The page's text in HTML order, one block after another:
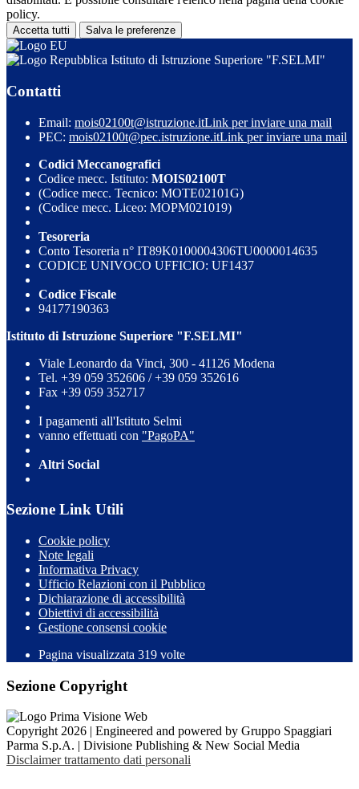
policy.
Accetta tutti Salva le preferenze
Istituto di Istruzione Superiore "F.SELMI"
Contatti
Email: mois02100t@istruzione.itLink per inviare una mail
PEC: mois02100t@pec.istruzione.itLink per inviare una mail
Codici Meccanografici
Codice mecc. Istituto: MOIS02100T
(Codice mecc. Tecnico: MOTE02101G)
(Codice mecc. Liceo: MOPM021019)
Tesoreria
Conto Tesoreria n° IT89K0100004306TU0000014635
CODICE UNIVOCO UFFICIO: UF1437
Codice Fiscale
94177190363
Istituto di Istruzione Superiore "F.SELMI"
Viale Leonardo da Vinci, 300 - 41126 Modena
Tel. +39 059 352606 / +39 059 352616
Fax +39 059 352717
I pagamenti all'Istituto Selmi
vanno effettuati con "PagoPA"
Altri Social
Sezione Link Utili
Cookie policy
Note legali
Informativa Privacy
Ufficio Relazioni con il Pubblico
Dichiarazione di accessibilità
Obiettivi di accessibilità
Gestione consensi cookie
Pagina visualizzata 319 volte
Sezione Copyright
Copyright 2026 | Engineered and powered by Gruppo Spaggiari
Parma S.p.A. | Divisione Publishing & New Social Media
Disclaimer trattamento dati personali